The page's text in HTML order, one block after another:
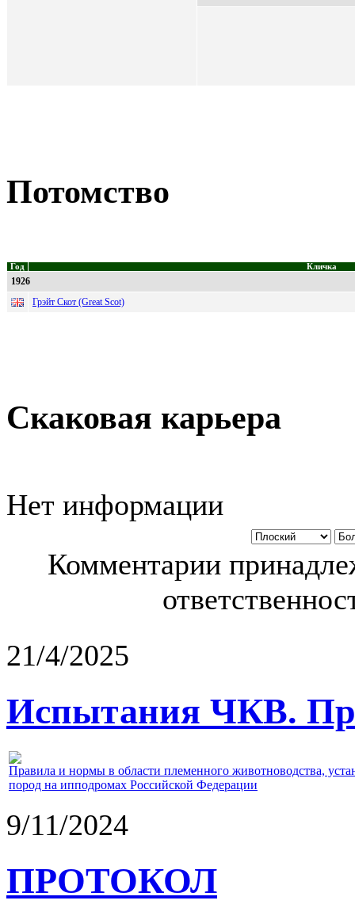
Потомство
Год Кличка
1926
Грэйт Скот (Great Scot)
Скаковая карьера
Нет информации
Комментарии
21/4/2025
Испытания ЧКВ.
Правила и нормы в области племенного животноводства,
пород на ипподромах Российской Федерации
9/11/2024
ПРОТОКОЛ